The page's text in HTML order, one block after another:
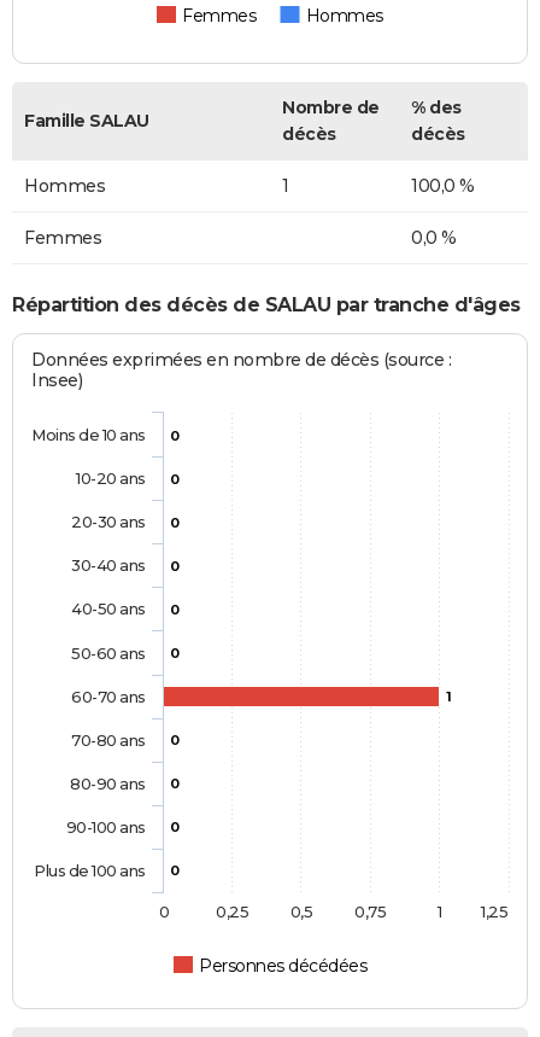
Femmes Hommes
Famille SALAU
Nombre de
décès
% des
décès
Hommes 1 100,0 %
Femmes 0,0 %
Répartition des décès de SALAU par tranche d'âges
Données exprimées en nombre de décès (source :
Insee)
0
0
0
0
0
0
1
0
0
0
0
Personnes décédées
Moins de 10 ans
10-20 ans
20-30 ans
30-40 ans
40-50 ans
50-60 ans
60-70 ans
70-80 ans
80-90 ans
90-100 ans
Plus de 100 ans
0 1
0,25 0,5 0,75 1,25